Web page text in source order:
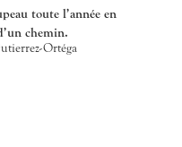
toute l’année en
chemin.
Ortéga